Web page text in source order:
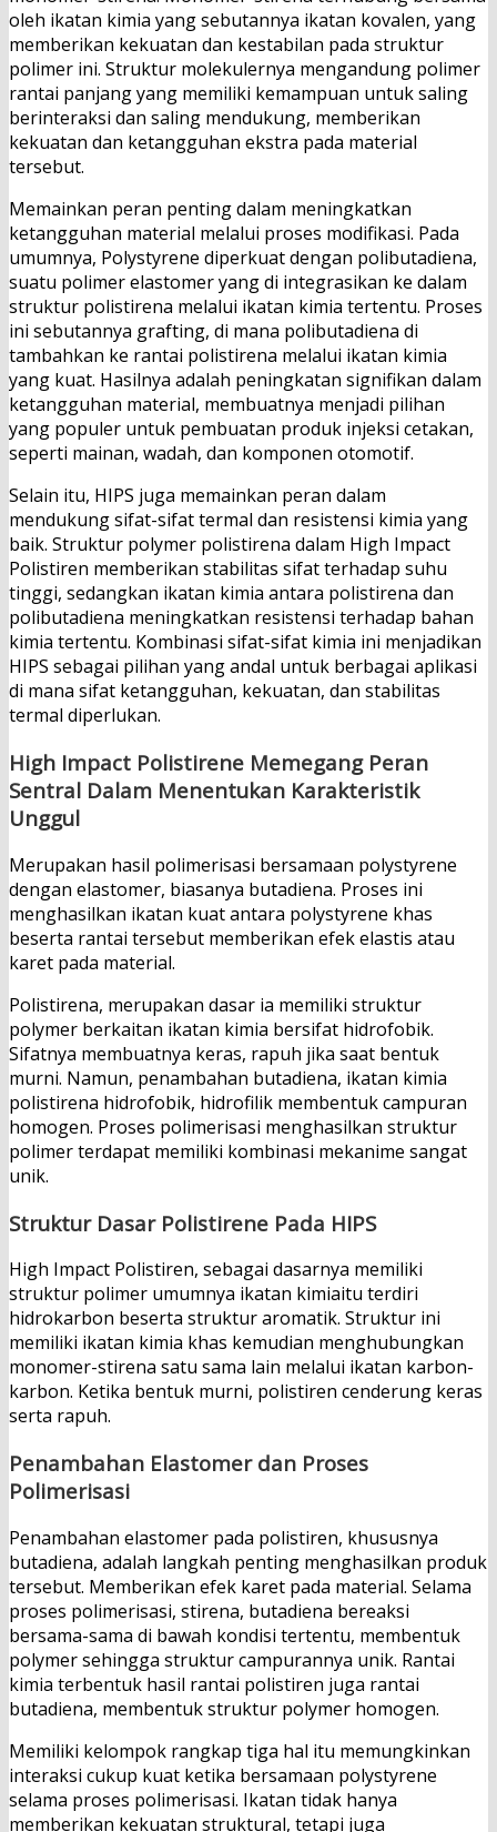
oleh ikatan kimia yang sebutannya ikatan kovalen, yang
memberikan kekuatan dan kestabilan pada struktur
polimer ini. Struktur molekulernya mengandung polimer
rantai panjang yang memiliki kemampuan untuk saling
berinteraksi dan saling mendukung, memberikan
kekuatan dan ketangguhan ekstra pada material
tersebut.
Memainkan peran penting dalam meningkatkan
ketangguhan material melalui proses modifikasi. Pada
umumnya, Polystyrene diperkuat dengan polibutadiena,
suatu polimer elastomer yang di integrasikan ke dalam
struktur polistirena melalui ikatan kimia tertentu. Proses
ini sebutannya grafting, di mana polibutadiena di
tambahkan ke rantai polistirena melalui ikatan kimia
yang kuat. Hasilnya adalah peningkatan signifikan dalam
ketangguhan material, membuatnya menjadi pilihan
yang populer untuk pembuatan produk injeksi cetakan,
seperti mainan, wadah, dan komponen otomotif.
Selain itu, HIPS juga memainkan peran dalam
mendukung sifat-sifat termal dan resistensi kimia yang
baik. Struktur polymer polistirena dalam High Impact
Polistiren memberikan stabilitas sifat terhadap suhu
tinggi, sedangkan ikatan kimia antara polistirena dan
polibutadiena meningkatkan resistensi terhadap bahan
kimia tertentu. Kombinasi sifat-sifat kimia ini menjadikan
HIPS sebagai pilihan yang andal untuk berbagai aplikasi
di mana sifat ketangguhan, kekuatan, dan stabilitas
termal diperlukan.
High Impact Polistirene Memegang Peran
Sentral Dalam Menentukan Karakteristik
Unggul
Merupakan hasil polimerisasi bersamaan polystyrene
dengan elastomer, biasanya butadiena. Proses ini
menghasilkan ikatan kuat antara polystyrene khas
beserta rantai tersebut memberikan efek elastis atau
karet pada material.
Polistirena, merupakan dasar ia memiliki struktur
polymer berkaitan ikatan kimia bersifat hidrofobik.
Sifatnya membuatnya keras, rapuh jika saat bentuk
murni. Namun, penambahan butadiena, ikatan kimia
polistirena hidrofobik, hidrofilik membentuk campuran
homogen. Proses polimerisasi menghasilkan struktur
polimer terdapat memiliki kombinasi mekanime sangat
unik.
Struktur Dasar Polistirene Pada HIPS
High Impact Polistiren, sebagai dasarnya memiliki
struktur polimer umumnya ikatan kimiaitu terdiri
hidrokarbon beserta struktur aromatik. Struktur ini
memiliki ikatan kimia khas kemudian menghubungkan
monomer-stirena satu sama lain melalui ikatan karbon-
karbon. Ketika bentuk murni, polistiren cenderung keras
serta rapuh.
Penambahan Elastomer dan Proses
Polimerisasi
Penambahan elastomer pada polistiren, khususnya
butadiena, adalah langkah penting menghasilkan produk
tersebut. Memberikan efek karet pada material. Selama
proses polimerisasi, stirena, butadiena bereaksi
bersama-sama di bawah kondisi tertentu, membentuk
polymer sehingga struktur campurannya unik. Rantai
kimia terbentuk hasil rantai polistiren juga rantai
butadiena, membentuk struktur polymer homogen.
Memiliki kelompok rangkap tiga hal itu memungkinkan
interaksi cukup kuat ketika bersamaan polystyrene
selama proses polimerisasi. Ikatan tidak hanya
memberikan kekuatan struktural, tetapi juga